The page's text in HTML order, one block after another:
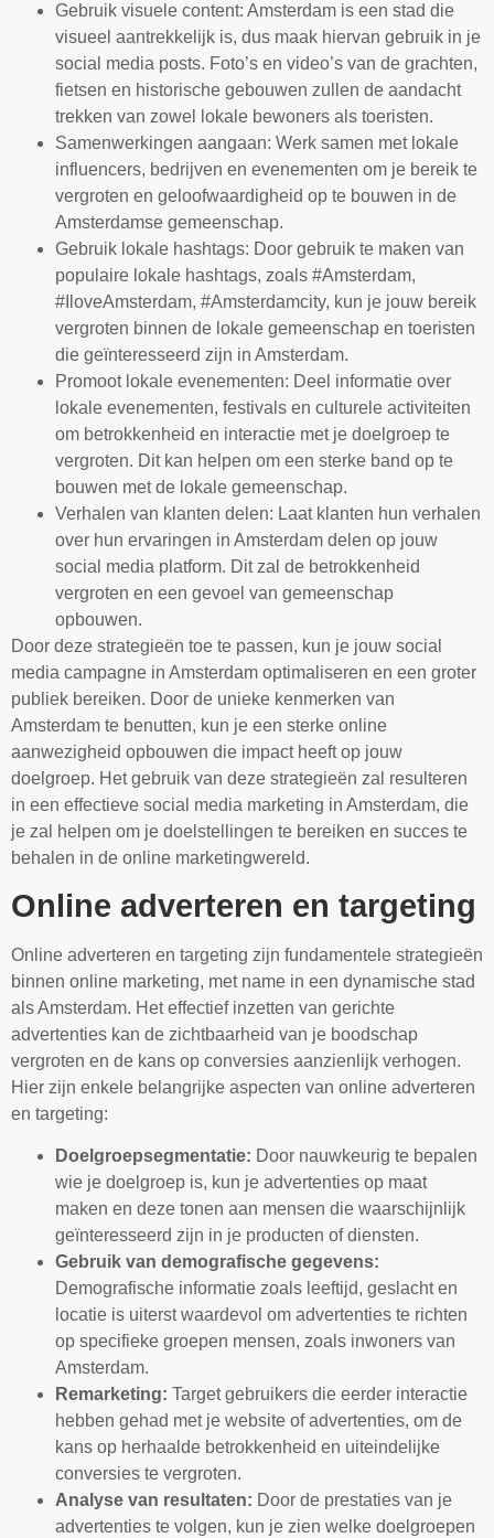
Gebruik visuele content: Amsterdam is een stad die
visueel aantrekkelijk is, dus maak hiervan gebruik in je
social media posts. Foto’s en video’s van de grachten,
fietsen en historische gebouwen zullen de aandacht
trekken van zowel lokale bewoners als toeristen.
Samenwerkingen aangaan: Werk samen met lokale
influencers, bedrijven en evenementen om je bereik te
vergroten en geloofwaardigheid op te bouwen in de
Amsterdamse gemeenschap.
Gebruik lokale hashtags: Door gebruik te maken van
populaire lokale hashtags, zoals #Amsterdam,
#IloveAmsterdam, #Amsterdamcity, kun je jouw bereik
vergroten binnen de lokale gemeenschap en toeristen
die geïnteresseerd zijn in Amsterdam.
Promoot lokale evenementen: Deel informatie over
lokale evenementen, festivals en culturele activiteiten
om betrokkenheid en interactie met je doelgroep te
vergroten. Dit kan helpen om een sterke band op te
bouwen met de lokale gemeenschap.
Verhalen van klanten delen: Laat klanten hun verhalen
over hun ervaringen in Amsterdam delen op jouw
social media platform. Dit zal de betrokkenheid
vergroten en een gevoel van gemeenschap
opbouwen.
Door deze strategieën toe te passen, kun je jouw social
media campagne in Amsterdam optimaliseren en een groter
publiek bereiken. Door de unieke kenmerken van
Amsterdam te benutten, kun je een sterke online
aanwezigheid opbouwen die impact heeft op jouw
doelgroep. Het gebruik van deze strategieën zal resulteren
in een effectieve social media marketing in Amsterdam, die
je zal helpen om je doelstellingen te bereiken en succes te
behalen in de online marketingwereld.
Online adverteren en targeting
Online adverteren en targeting zijn fundamentele strategieën
binnen online marketing, met name in een dynamische stad
als Amsterdam. Het effectief inzetten van gerichte
advertenties kan de zichtbaarheid van je boodschap
vergroten en de kans op conversies aanzienlijk verhogen.
Hier zijn enkele belangrijke aspecten van online adverteren
en targeting:
Doelgroepsegmentatie: Door nauwkeurig te bepalen
wie je doelgroep is, kun je advertenties op maat
maken en deze tonen aan mensen die waarschijnlijk
geïnteresseerd zijn in je producten of diensten.
Gebruik van demografische gegevens:
Demografische informatie zoals leeftijd, geslacht en
locatie is uiterst waardevol om advertenties te richten
op specifieke groepen mensen, zoals inwoners van
Amsterdam.
Remarketing: Target gebruikers die eerder interactie
hebben gehad met je website of advertenties, om de
kans op herhaalde betrokkenheid en uiteindelijke
conversies te vergroten.
Analyse van resultaten: Door de prestaties van je
advertenties te volgen, kun je zien welke doelgroepen